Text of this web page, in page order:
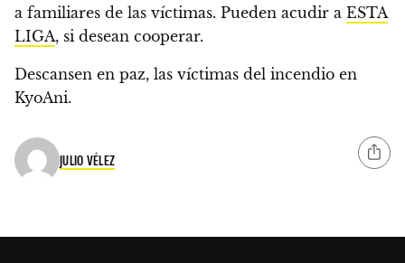
a familiares de las víctimas. Pueden acudir a ESTA
LIGA, si desean cooperar.
Descansen en paz, las víctimas del incendio en
KyoAni.
JULIO VÉLEZ